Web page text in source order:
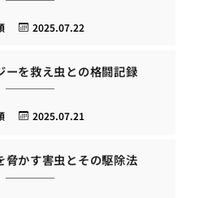
2025.07.22
ーを救え虫との格闘記録
2025.07.21
脅かす害虫とその駆除法